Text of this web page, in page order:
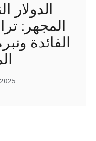
الدولار
المجهر:
الفائدة